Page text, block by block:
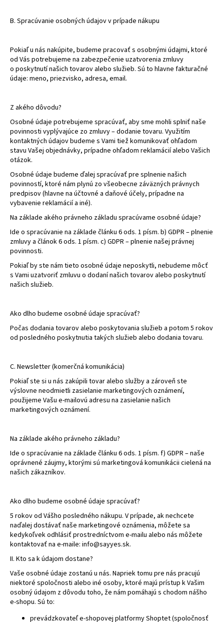
B. Spracúvanie osobných údajov v prípade nákupu
Pokiaľ u nás nakúpite, budeme pracovať s osobnými údajmi, ktoré
od Vás potrebujeme na zabezpečenie uzatvorenia zmluvy
o poskytnutí našich tovarov alebo služieb. Sú to hlavne fakturačné
údaje: meno, priezvisko, adresa, email.
Z akého dôvodu?
Osobné údaje potrebujeme spracúvať, aby sme mohli splniť naše
povinnosti vyplývajúce zo zmluvy – dodanie tovaru. Využitím
kontaktných údajov budeme s Vami tiež komunikovať ohľadom
stavu Vašej objednávky, prípadne ohľadom reklamácií alebo Vašich
otázok.
Osobné údaje budeme ďalej spracúvať pre splnenie našich
povinností, ktoré nám plynú zo všeobecne záväzných právnych
predpisov (hlavne na účtovné a daňové účely, prípadne na
vybavenie reklamácií a iné).
Na základe akého právneho základu spracúvame osobné údaje?
Ide o spracúvanie na základe článku 6 ods. 1 písm. b) GDPR – plnenie
zmluvy a článok 6 ods. 1 písm. c) GDPR – plnenie našej právnej
povinnosti.
Pokiaľ by ste nám tieto osobné údaje neposkytli, nebudeme môcť
s Vami uzatvoriť zmluvu o dodaní našich tovarov alebo poskytnutí
našich služieb.
Ako dlho budeme osobné údaje spracúvať?
Počas dodania tovarov alebo poskytovania služieb a potom 5 rokov
od posledného poskytnutia takých služieb alebo dodania tovaru.
C. Newsletter (komerčná komunikácia)
Pokiaľ ste si u nás zakúpili tovar alebo služby a zároveň ste
výslovne neodmietli zasielanie marketingových oznámení,
použijeme Vašu e-mailovú adresu na zasielanie našich
marketingových oznámení.
Na základe akého právneho základu?
Ide o spracúvanie na základe článku 6 ods. 1 písm. f) GDPR – naše
oprávnené záujmy, ktorými sú marketingová komunikácii cielená na
našich zákazníkov.
Ako dlho budeme osobné údaje spracúvať?
5 rokov od Vášho posledného nákupu. V prípade, ak nechcete
naďalej dostávať naše marketingové oznámenia, môžete sa
kedykoľvek odhlásiť prostredníctvom e-mailu alebo nás môžete
kontaktovať na e-maile: info@sayyes.sk.
II. Kto sa k údajom dostane?
Vaše osobné údaje zostanú u nás. Napriek tomu pre nás pracujú
niektoré spoločnosti alebo iné osoby, ktoré majú prístup k Vašim
osobný údajom z dôvodu toho, že nám pomáhajú s chodom nášho
e-shopu. Sú to:
prevádzkovateľ e-shopovej platformy Shoptet (spoločnosť